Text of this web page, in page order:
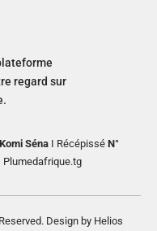
regard sur
SénaI RécépisséN°
Design by Helios